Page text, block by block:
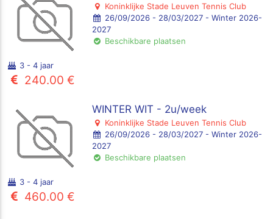
Koninklijke Stade Leuven Tennis Club
26/09/2026 - 28/03/2027 - Winter 2026-
2027
Beschikbare plaatsen
3 - 4 jaar
240.00 €
WINTER WIT - 2u/week
Koninklijke Stade Leuven Tennis Club
26/09/2026 - 28/03/2027 - Winter 2026-
2027
Beschikbare plaatsen
3 - 4 jaar
460.00 €